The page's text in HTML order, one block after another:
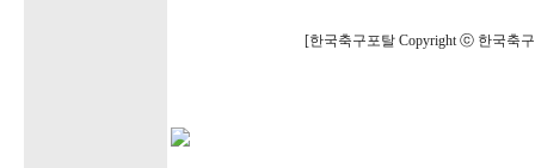
[한국축구포탈 Copyright ⓒ 한국축